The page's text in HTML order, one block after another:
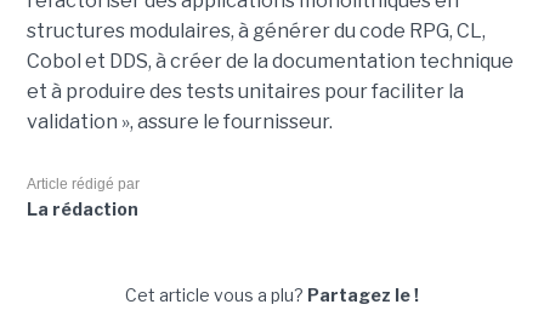
structures modulaires, à générer du code RPG, CL,
Cobol et DDS, à créer de la documentation technique
et à produire des tests unitaires pour faciliter la
validation », assure le fournisseur.
Article rédigé par
La rédaction
Cet article vous a plu? Partagez le !